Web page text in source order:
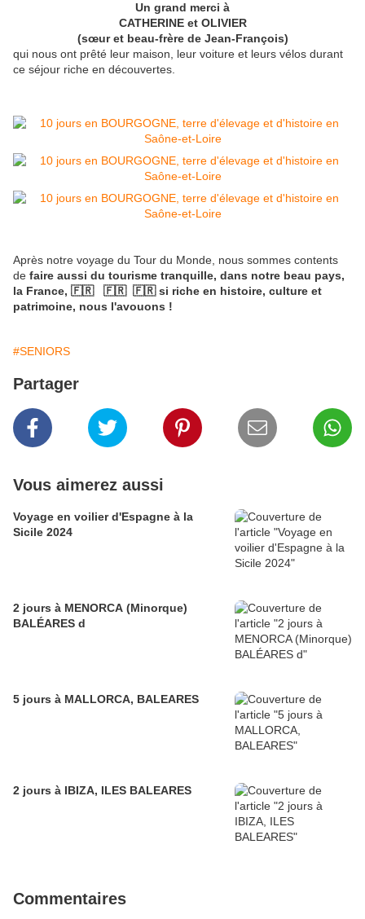
Un grand merci à
CATHERINE et OLIVIER
(sœur et beau-frère de Jean-François)
qui nous ont prêté leur maison, leur voiture et leurs vélos durant
ce séjour riche en découvertes.
Après notre voyage du Tour du Monde, nous sommes contents
de faire aussi du tourisme tranquille, dans notre beau pays,
la France, 🇫🇷 🇫🇷 🇫🇷 si riche en histoire, culture et
patrimoine, nous l'avouons !
#SENIORS
Partager
Vous aimerez aussi
Voyage en voilier d'Espagne à la
Sicile 2024
2 jours à MENORCA (Minorque)
BALÉARES d
5 jours à MALLORCA, BALEARES
2 jours à IBIZA, ILES BALEARES
Commentaires